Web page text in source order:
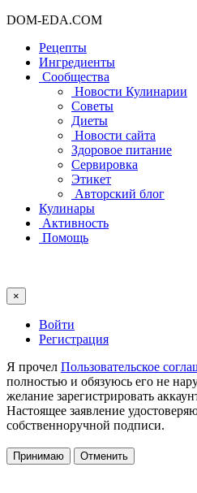
DOM-EDA.COM
Рецепты
Ингредиенты
Сообщества
Новости Кулинарии
Советы
Диеты
Новости сайта
Здоровое питание
Сервировка
Этикет
Авторский блог
Кулинары
Активность
Помощь
×
Войти
Регистрация
Я прочел Пользовательское
полностью и обязуюсь его не
желание зарегистрировать
Настоящее заявление
собственноручной подписи.
Принимаю Отменить